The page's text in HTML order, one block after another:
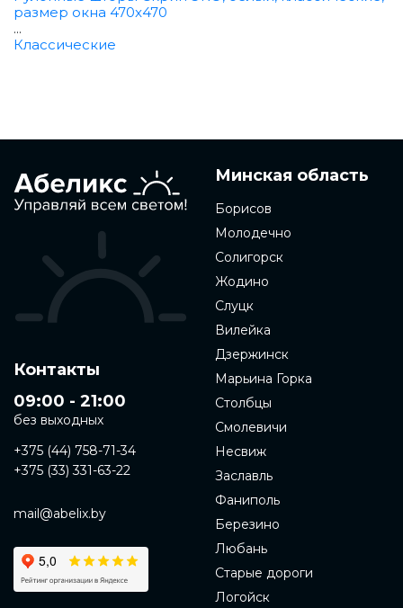
размер окна 470x470
...
Классические
Контакты
09:00 - 21:00
без выходных
+375 (44) 758-71-34
+375 (33) 331-63-22
mail@abelix.by
Минская область
Борисов
Молодечно
Солигорск
Жодино
Слуцк
Вилейка
Дзержинск
Марьина Горка
Столбцы
Смолевичи
Несвиж
Заславль
Фаниполь
Березино
Любань
Старые дороги
Логойск